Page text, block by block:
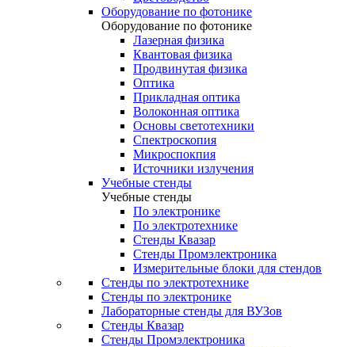
Оборудование по фотонике
Оборудование по фотонике
Лазерная физика
Квантовая физика
Продвинутая физика
Оптика
Прикладная оптика
Волоконная оптика
Основы светотехники
Спектроскопия
Микроспокпия
Источники излучения
Учебные стенды
Учебные стенды
По электронике
По электротехнике
Стенды Квазар
Стенды Промэлектроника
Измерительные блоки для стендов
Стенды по электротехнике
Стенды по электронике
Лабораторные стенды для ВУЗов
Стенды Квазар
Стенды Промэлектроника